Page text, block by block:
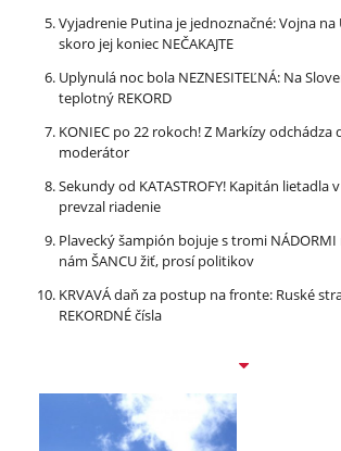
Vyjadrenie Putina je jednoznačné: Vojna na
skoro jej koniec NEČAKAJTE
Uplynulá noc bola NEZNESITEĽNÁ: Na
teplotný REKORD
KONIEC po 22 rokoch! Z Markízy odchádza
moderátor
Sekundy od KATASTROFY! Kapitán lietadla
prevzal riadenie
Plavecký šampión bojuje s tromi
nám ŠANCU žiť, prosí politikov
KRVAVÁ daň za postup na fronte: Ruské
REKORDNÉ čísla